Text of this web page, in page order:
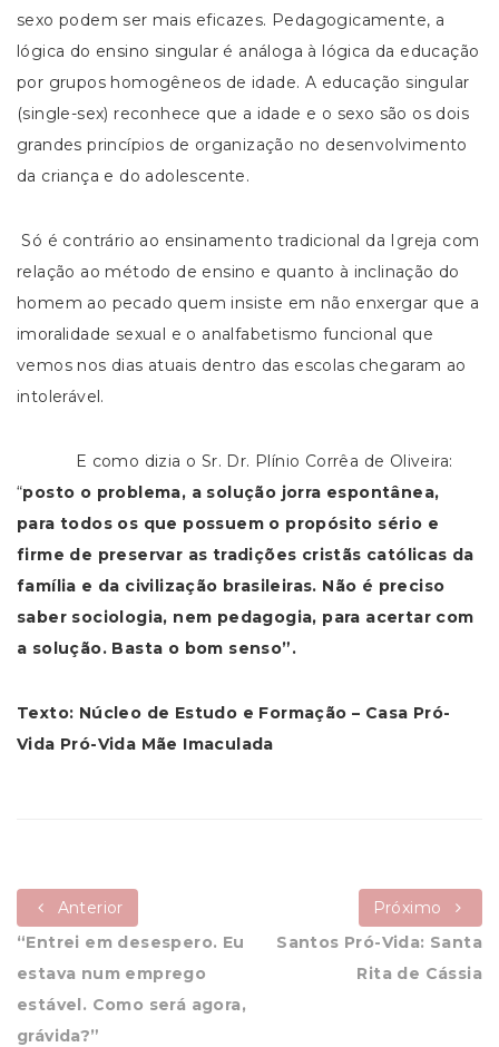
sexo podem ser mais eficazes. Pedagogicamente, a
lógica do ensino singular é análoga à lógica da educação
por grupos homogêneos de idade. A educação singular
(single-sex) reconhece que a idade e o sexo são os dois
grandes princípios de organização no desenvolvimento
da criança e do adolescente.
Só é contrário ao ensinamento tradicional da Igreja com
relação ao método de ensino e quanto à inclinação do
homem ao pecado quem insiste em não enxergar que a
imoralidade sexual e o analfabetismo funcional que
vemos nos dias atuais dentro das escolas chegaram ao
intolerável.
E como dizia o Sr. Dr. Plínio Corrêa de Oliveira:
“posto o problema, a solução jorra espontânea,
para todos os que possuem o propósito sério e
firme de preservar as tradições cristãs católicas da
família e da civilização brasileiras. Não é preciso
saber sociologia, nem pedagogia, para acertar com
a solução. Basta o bom senso”.
Texto: Núcleo de Estudo e Formação – Casa Pró-
Vida Pró-Vida Mãe Imaculada
Anterior
“Entrei em desespero. Eu
estava num emprego
estável. Como será agora,
grávida?”
Próximo
Santos Pró-Vida: Santa
Rita de Cássia